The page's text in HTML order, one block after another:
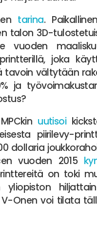
tarina.
talon 3D-
vuoden
joka
tavoin vältytään
ja
uutisoi
piirilevy-
dollaria
vuoden 2015
on toki
yliopiston
Onen voi tilata